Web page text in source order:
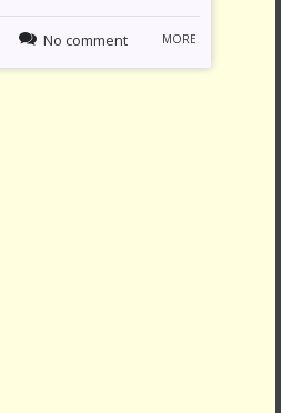
No comment MORE